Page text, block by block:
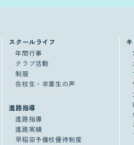
スクールライフ
年間行事
クラブ活動
制服
在校生・卒業生の声
進路指導
進路指導
進路実績
早稲田予備校優待制度